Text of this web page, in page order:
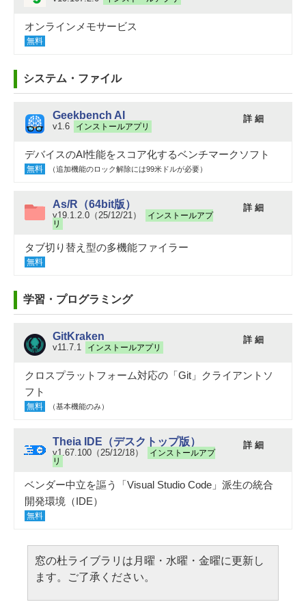
オンラインメモサービス
無料
システム・ファイル
Geekbench AI
v1.6 インストールアプリ
詳 細
デバイスのAI性能をスコア化するベンチマークソフト
無料 （追加機能のロック解除には99米ドルが必要）
As/R（64bit版）
v19.1.2.0（25/12/21）
インストールアプ
リ
詳 細
タブ切り替え型の多機能ファイラー
無料
学習・プログラミング
GitKraken
v11.7.1 インストールアプリ
詳 細
クロスプラットフォーム対応の「Git」クライアントソ
フト
無料 （基本機能のみ）
Theia IDE（デスクトップ版）
v1.67.100（25/12/18）
インストールアプ
リ
詳 細
ベンダー中立を謳う「Visual Studio Code」派生の統合
開発環境（IDE）
無料
窓の杜ライブラリは月曜・水曜・金曜に更新し
ます。ご了承ください。